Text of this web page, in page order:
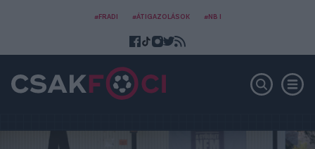
#FRADI #ÁTIGAZOLÁSOK #NB I